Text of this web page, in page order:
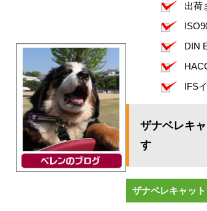
出荷
DIN
IFS
ザナベレキ
す
ザナベレキャッ